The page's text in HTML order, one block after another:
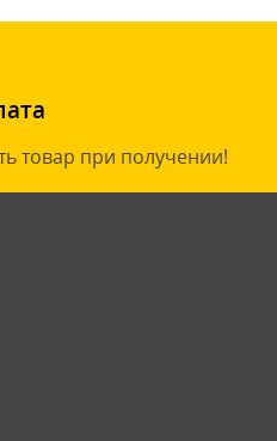
товар при получении!